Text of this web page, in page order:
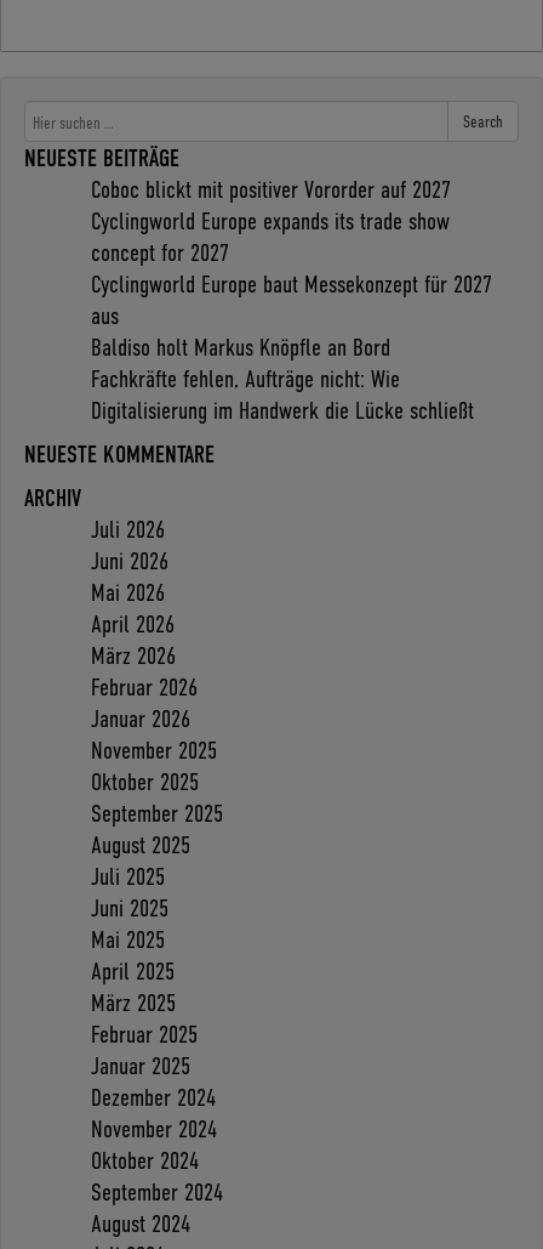
Search
NEUESTE BEITRÄGE
Coboc blickt mit positiver Vororder auf 2027
Cyclingworld Europe expands its trade show
concept for 2027
Cyclingworld Europe baut Messekonzept für 2027
aus
Baldiso holt Markus Knöpfle an Bord
Fachkräfte fehlen, Aufträge nicht: Wie
Digitalisierung im Handwerk die Lücke schließt
NEUESTE KOMMENTARE
ARCHIV
Juli 2026
Juni 2026
Mai 2026
April 2026
März 2026
Februar 2026
Januar 2026
November 2025
Oktober 2025
September 2025
August 2025
Juli 2025
Juni 2025
Mai 2025
April 2025
März 2025
Februar 2025
Januar 2025
Dezember 2024
November 2024
Oktober 2024
September 2024
August 2024